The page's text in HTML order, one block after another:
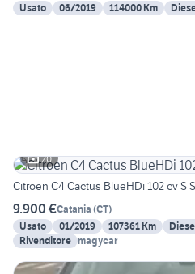
Usato
06/2019 114000 Km
20
Citroen C4 Cactus BlueHDi 102 cv S
9.900 €Catania (CT)
Usato
01/2019 107361 Km
Rivenditore magycar